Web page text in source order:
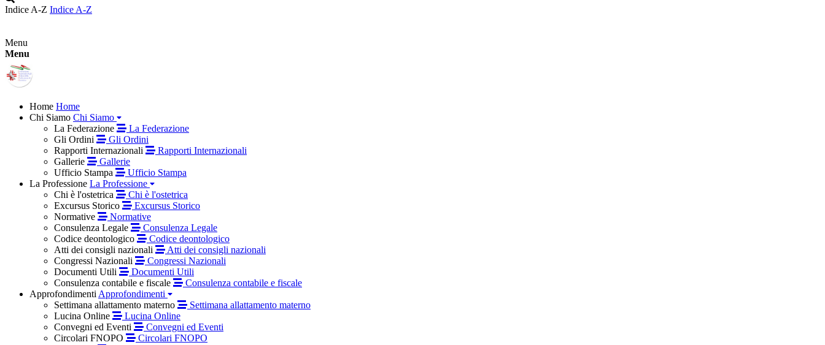
Indice A-Z Indice A-Z
Menu
Menu
Home Home
Chi Siamo Chi Siamo
La Federazione
La Federazione
Gli Ordini
Gli Ordini
Rapporti Internazionali
Rapporti Internazionali
Gallerie
Gallerie
Ufficio Stampa
Ufficio Stampa
La Professione La Professione
Chi è l'ostetrica
Chi è l'ostetrica
Excursus Storico
Excursus Storico
Normative
Normative
Consulenza Legale
Consulenza Legale
Codice deontologico
Codice deontologico
Atti dei consigli nazionali
Atti dei consigli nazionali
Congressi Nazionali
Congressi Nazionali
Documenti Utili
Documenti Utili
Consulenza contabile e fiscale
Consulenza contabile e fiscale
Approfondimenti Approfondimenti
Settimana allattamento materno
Settimana allattamento materno
Lucina Online
Lucina Online
Convegni ed Eventi
Convegni ed Eventi
Circolari FNOPO
Circolari FNOPO